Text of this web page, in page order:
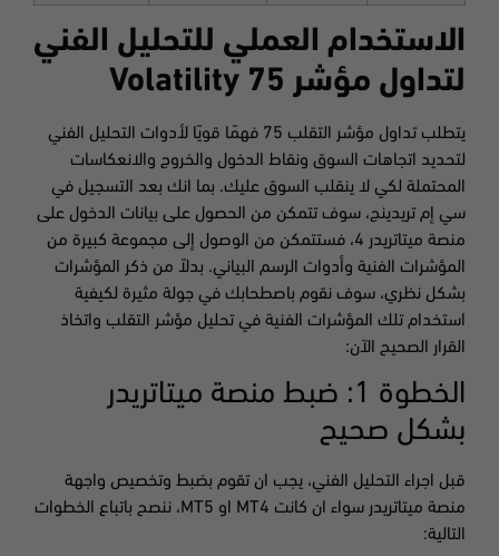
الاستخدام العملي للتحليل الفني
لتداول مؤشر Volatility 75
يتطلب تداول مؤشر التقلب 75 فهمًا قويًا لأدوات التحليل الفني
لتحديد اتجاهات السوق ونقاط الدخول والخروج والانعكاسات
المحتملة لكي لا ينقلب السوق عليك. بما انك بعد التسجيل في
سي إم تريدينج، سوف تتمكن من الحصول على بيانات الدخول على
منصة ميتاتريدر 4، فستتمكن من الوصول إلى مجموعة كبيرة من
المؤشرات الفنية وأدوات الرسم البياني. بدلاً من ذكر المؤشرات
بشكل نظري، سوف نقوم باصطحابك في جولة مثيرة لكيفية
استخدام تلك المؤشرات الفنية في تحليل مؤشر التقلب واتخاذ
القرار الصحيح الآن:
الخطوة 1: ضبط منصة ميتاتريدر
بشكل صحيح
قبل اجراء التحليل الفني، يجب ان تقوم بضبط وتخصيص واجهة
منصة ميتاتريدر سواء ان كانت MT4 او MT5، ننصح باتباع الخطوات
التالية: